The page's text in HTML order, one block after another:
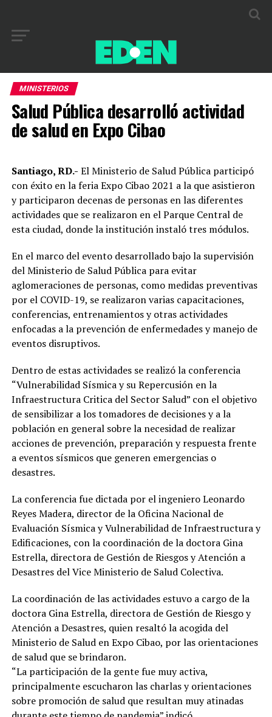
MINISTERIOS
Salud Pública desarrolló actividad
de salud en Expo Cibao
Santiago, RD.- El Ministerio de Salud Pública participó
con éxito en la feria Expo Cibao 2021 a la que asistieron
y participaron decenas de personas en las diferentes
actividades que se realizaron en el Parque Central de
esta ciudad, donde la institución instaló tres módulos.
En el marco del evento desarrollado bajo la supervisión
del Ministerio de Salud Pública para evitar
aglomeraciones de personas, como medidas preventivas
por el COVID-19, se realizaron varias capacitaciones,
conferencias, entrenamientos y otras actividades
enfocadas a la prevención de enfermedades y manejo de
eventos disruptivos.
Dentro de estas actividades se realizó la conferencia
“Vulnerabilidad Sísmica y su Repercusión en la
Infraestructura Critica del Sector Salud” con el objetivo
de sensibilizar a los tomadores de decisiones y a la
población en general sobre la necesidad de realizar
acciones de prevención, preparación y respuesta frente
a eventos sísmicos que generen emergencias o
desastres.
La conferencia fue dictada por el ingeniero Leonardo
Reyes Madera, director de la Oficina Nacional de
Evaluación Sísmica y Vulnerabilidad de Infraestructura y
Edificaciones, con la coordinación de la doctora Gina
Estrella, directora de Gestión de Riesgos y Atención a
Desastres del Vice Ministerio de Salud Colectiva.
La coordinación de las actividades estuvo a cargo de la
doctora Gina Estrella, directora de Gestión de Riesgo y
Atención a Desastres, quien resaltó la acogida del
Ministerio de Salud en Expo Cibao, por las orientaciones
de salud que se brindaron.
“La participación de la gente fue muy activa,
principalmente escucharon las charlas y orientaciones
sobre promoción de salud que resultan muy atinadas